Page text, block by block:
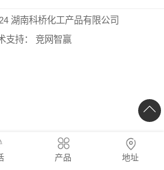
产品 地址
湖南科桥化工产品有限公司
支持：
竞网智赢